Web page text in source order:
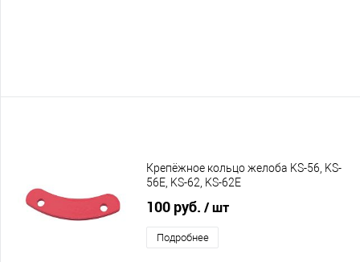
Крепёжное кольцо желоба KS-56, KS-
56E, KS-62, KS-62E
100 руб. / шт
Подробнее